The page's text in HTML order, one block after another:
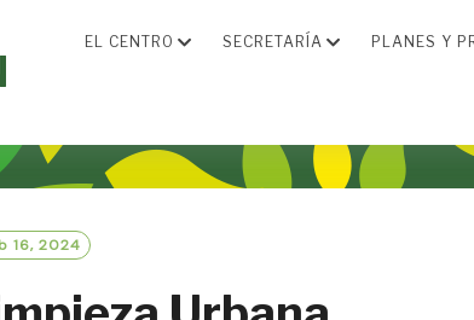
EL CENTRO SECRETARÍA PLANES Y
16, 2024